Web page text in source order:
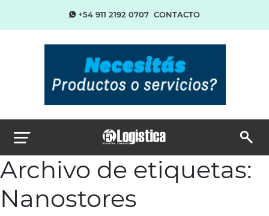
+54 911 2192 0707 CONTACTO
Archivo de etiquetas:
Nanostores